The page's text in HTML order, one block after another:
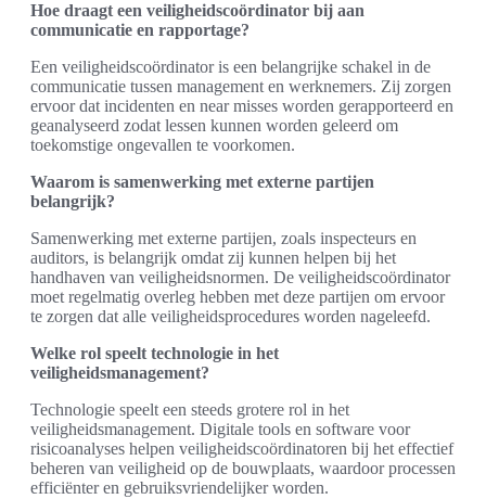
Hoe draagt een veiligheidscoördinator bij aan
communicatie en rapportage?
Een veiligheidscoördinator is een belangrijke schakel in de
communicatie tussen management en werknemers. Zij zorgen
ervoor dat incidenten en near misses worden gerapporteerd en
geanalyseerd zodat lessen kunnen worden geleerd om
toekomstige ongevallen te voorkomen.
Waarom is samenwerking met externe partijen
belangrijk?
Samenwerking met externe partijen, zoals inspecteurs en
auditors, is belangrijk omdat zij kunnen helpen bij het
handhaven van veiligheidsnormen. De veiligheidscoördinator
moet regelmatig overleg hebben met deze partijen om ervoor
te zorgen dat alle veiligheidsprocedures worden nageleefd.
Welke rol speelt technologie in het
veiligheidsmanagement?
Technologie speelt een steeds grotere rol in het
veiligheidsmanagement. Digitale tools en software voor
risicoanalyses helpen veiligheidscoördinatoren bij het effectief
beheren van veiligheid op de bouwplaats, waardoor processen
efficiënter en gebruiksvriendelijker worden.